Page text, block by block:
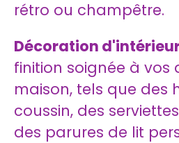
rétro ou champêtre.
Décoration
finition soignée à vos
maison, tels que des
coussin, des
des parures de lit